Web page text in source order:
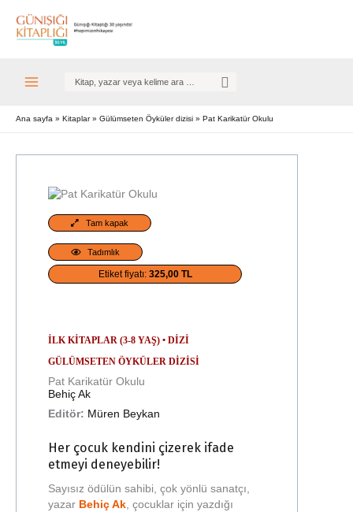
Search
for:
Ana sayfa Kitaplar Gülümseten Öyküler dizisi Pat Karikatür Okulu
Tam kapak
Tadımlık
Etiket fiyatı: 325,00 TL
İLK KITAPLAR (3-8 YAŞ) • DIZI
GÜLÜMSETEN ÖYKÜLER DIZISI
Pat Karikatür Okulu
Behiç Ak
Editör: Müren Beykan
Her çocuk kendini çizerek ifade
etmeyi deneyebilir!
Sayısız ödülün sahibi, çok yönlü sanatçı,
yazar Behiç Ak, çocuklar için yazdığı